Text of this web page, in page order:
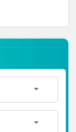
kolay bir
hakkında